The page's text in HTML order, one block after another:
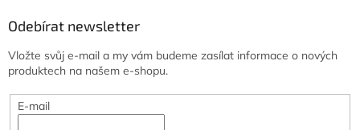
Odebírat newsletter
Vložte svůj e-mail a my vám budeme zasílat informace o nových
produktech na našem e-shopu.
E-mail